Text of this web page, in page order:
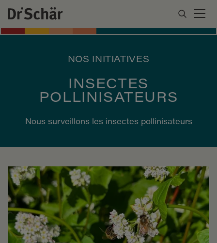
NOS INITIATIVES
INSECTES
POLLINISATEURS
Nous surveillons les insectes pollinisateurs